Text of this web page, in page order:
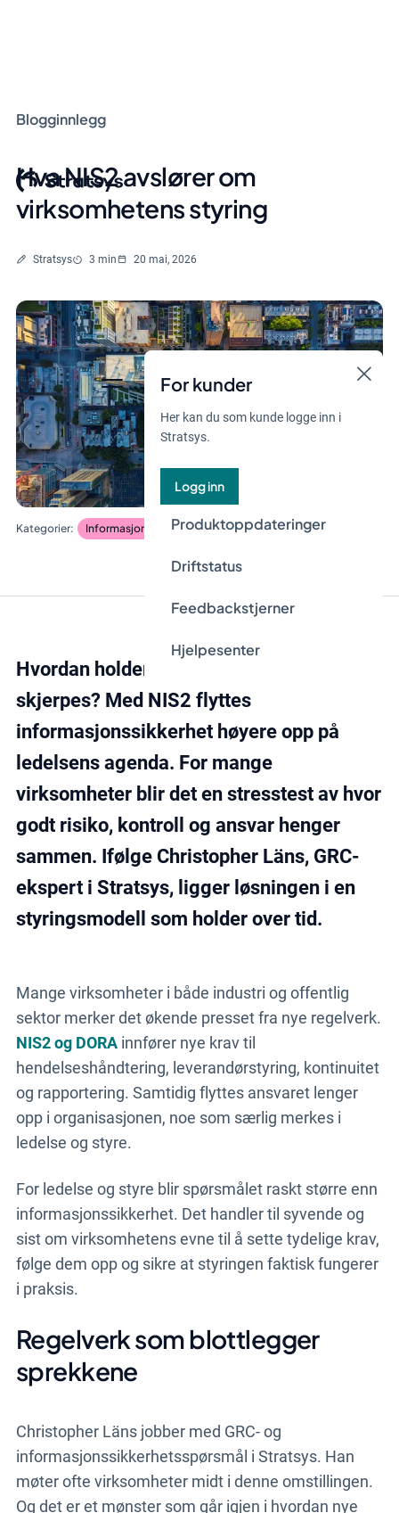
For kunder
Her kan du som kunde logge inn i
Stratsys.
Logg inn
Produktoppdateringer
Driftstatus
Feedbackstjerner
Hjelpesenter
Blogginnlegg
Hva NIS2 avslører om
virksomhetens styring
Skrevet av
Stratsys Lesetid
3 min 20 mai, 2026
Informasjonssikkerhet og databeskyttelse
Hvordan holder styringen seg når kravene
skjerpes? Med NIS2 flyttes
informasjonssikkerhet høyere opp på
ledelsens agenda. For mange
virksomheter blir det en stresstest av hvor
godt risiko, kontroll og ansvar henger
sammen. Ifølge Christopher Läns, GRC-
ekspert i Stratsys, ligger løsningen i en
styringsmodell som holder over tid.
Mange virksomheter i både industri og offentlig
sektor merker det økende presset fra nye regelverk.
NIS2 og DORAinnfører nye krav til
hendelseshåndtering, leverandørstyring, kontinuitet
og rapportering. Samtidig flyttes ansvaret lenger
opp i organisasjonen, noe som særlig merkes i
ledelse og styre.
For ledelse og styre blir spørsmålet raskt større enn
informasjonssikkerhet. Det handler til syvende og
sist om virksomhetens evne til å sette tydelige krav,
følge dem opp og sikre at styringen faktisk fungerer
i praksis.
Regelverk som blottlegger
sprekkene
Christopher Läns jobber med GRC- og
informasjonssikkerhetsspørsmål i Stratsys. Han
møter ofte virksomheter midt i denne omstillingen.
Og det er et mønster som går igjen i hvordan nye